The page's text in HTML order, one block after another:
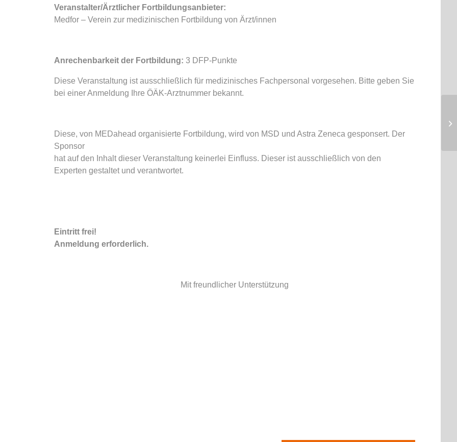
Veranstalter/Ärztlicher Fortbildungsanbieter:
Medfor – Verein zur medizinischen Fortbildung von Ärzt/innen
Anrechenbarkeit der Fortbildung: 3 DFP-Punkte
Diese Veranstaltung ist ausschließlich für medizinisches Fachpersonal vorgesehen. Bitte geben Sie
bei einer Anmeldung Ihre ÖÄK-Arztnummer bekannt.
Diese, von MEDahead organisierte Fortbildung, wird von MSD und Astra Zeneca gesponsert. Der
Sponsor
hat auf den Inhalt dieser Veranstaltung keinerlei Einfluss. Dieser ist ausschließlich von den
Experten gestaltet und verantwortet.
Eintritt frei!
Anmeldung erforderlich.
Mit freundlicher Unterstützung